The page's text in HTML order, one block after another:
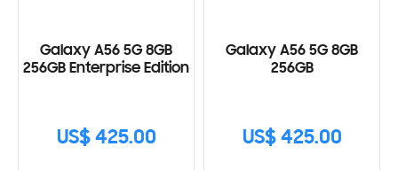
Galaxy A56 5G 8GB
256GB Enterprise Edition
US$ 425.00
Galaxy A56 5G 8GB
256GB
US$ 425.00